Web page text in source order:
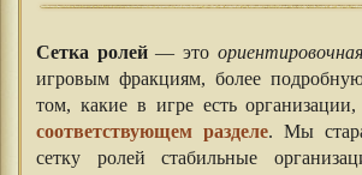
Сетка ролей— это ориентировочная
игровым фракциям, более
том, какие в игре есть
соответствующем разделе. Мы
сетку ролей стабильные